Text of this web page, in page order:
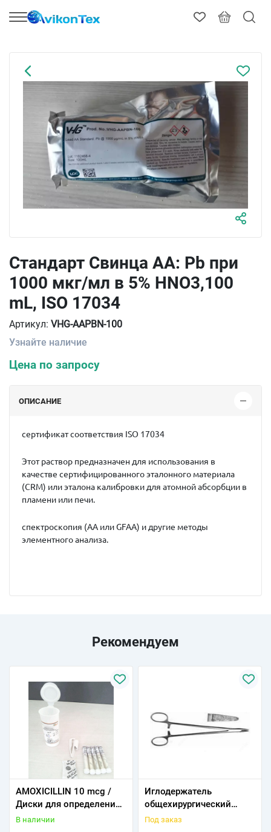
Стандарт Свинца AA: Pb при
1000 мкг/мл в 5% HNO3,100
mL, ISO 17034
Артикул: VHG-AAPBN-100
Узнайте наличие
Цена по запросу
ОПИСАНИЕ
сертификат соответствия ISO 17034
Этот раствор предназначен для использования в
качестве сертифицированного эталонного материала
(CRM) или эталона калибровки для атомной абсорбции в
пламени или печи.
спектроскопия (AA или GFAA) и другие методы
элементного анализа.
Рекомендуем
AMOXICILLIN 10 mcg /
Диски для определения
чувствительности к
В наличии
Иглодеpжатель
общехирургический
160мм 154/22
Под заказ